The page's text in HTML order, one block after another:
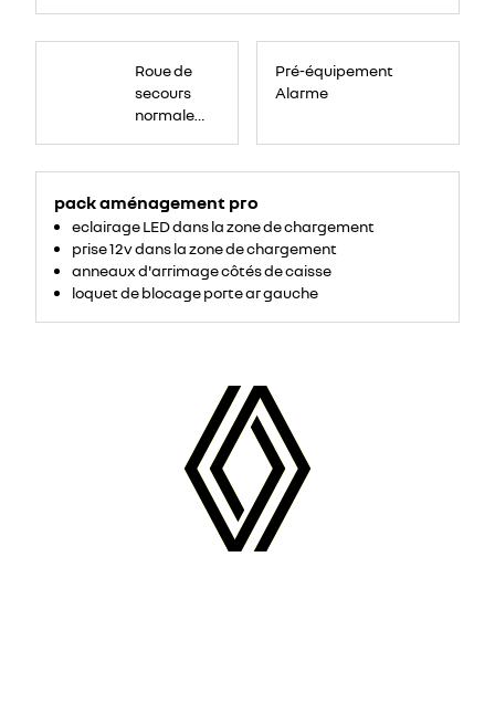
Roue de
secours
normale
Pré-équipement
Alarme
pack aménagement pro
eclairage LED dans la zone de chargement
prise 12v dans la zone de chargement
anneaux d'arrimage côtés de caisse
loquet de blocage porte ar gauche